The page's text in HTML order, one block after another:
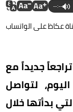
--:--
عكاظ على الواتساب
جديداً مع
لتواصل
بدأتها خلال